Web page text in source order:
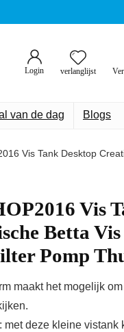
Login verlanglijst
van de dag Blogs
Vis Tank Desktop
Vis
Betta
Pomp
maakt het mogelijk
deze kleine vistank